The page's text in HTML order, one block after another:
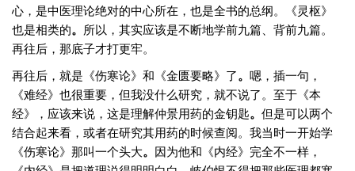
心，是中医理论绝对的中心所在，也是全书的总纲。《灵枢》
也是相类的。 所以，其实应该是不断地学前九篇、背前九篇。
再往后，那底子才打更牢。
再往后，就是《伤寒论》和《金匮要略》了。 嗯，插一句，
《难经》也很重要，但我没什么研究，就不说了。至于《本
经》，应该来说，这是理解仲景用药的金钥匙。 但是可以两个
结合起来看，或者在研究其用药的时候查阅。我当时一开始学
《伤寒论》那叫一个头大。 因为他和《内经》完全不一样，